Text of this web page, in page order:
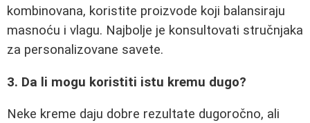
kombinovana, koristite proizvode koji balansiraju
masnoću i vlagu. Najbolje je konsultovati stručnjaka
za personalizovane savete.
3. Da li mogu koristiti istu kremu dugo?
Neke kreme daju dobre rezultate dugoročno, ali